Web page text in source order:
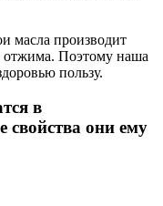
масла производит
отжима. Поэтому наша
пользу.
в
свойства они ему